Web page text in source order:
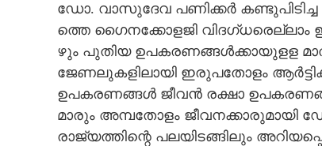
​ഡോ​. വാ​സു​ദേ​വ​ പ​ണി​ക്ക​ർ​
ത്തെ​ ഗൈ​ന​ക്കോ​ള​ജി​
ഴും​ പു​തി​യ​ ഉ​പ​ക​ര​ണ​ങ്ങ​ൾ​ക്കാ​യു​ള​ള​
ജേ​ണ​ലു​ക​ളിലാ​യി​ ഇ​രു​പ​തോ​ളം​
ഉ​പ​ക​ര​ണ​ങ്ങ​ൾ​ ജീ​വ​ൻ​ ര​ക്ഷാ​
മാ​രും​ അ​മ്പ​തോ​ളം​
രാ​ജ്യ​ത്തി​ന്റെ​ പ​ല​യി​ട​ങ്ങി​ലും​